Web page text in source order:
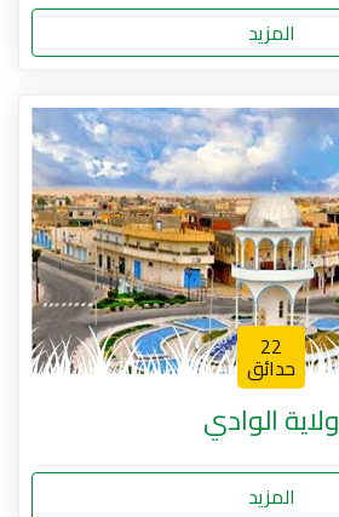
المزيد
22
حدائق
ولاية الوادي
المزيد